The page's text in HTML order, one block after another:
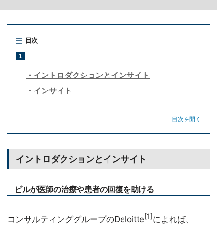
目次
1
イントロダクションとインサイト
インサイト
目次を開く
イントロダクションとインサイト
ビルが医師の治療や患者の回復を助ける
コンサルティンググループのDeloitte[1]によれば、